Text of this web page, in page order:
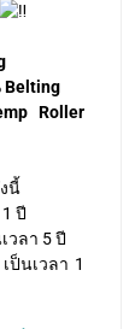
Belting
Roller
นี้
ปี
วลา 5 ปี
ป็นเวลา 1